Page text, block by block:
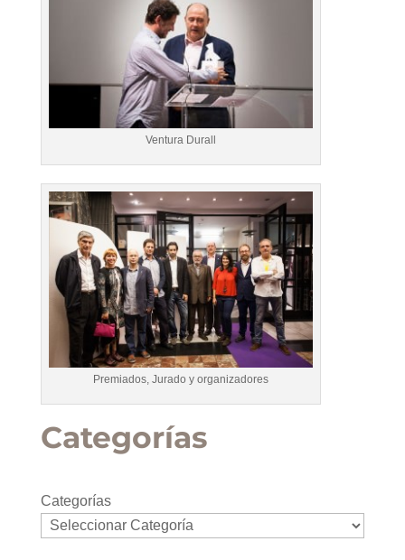
Ventura Durall
Premiados, Jurado y organizadores
Categorías
Categorías